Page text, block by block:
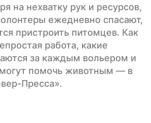
на нехватку рук и ресурсов,
ежедневно спасают,
пристроить питомцев. Как
работа, какие
за каждым вольером и
помочь животным — в
Пресса».